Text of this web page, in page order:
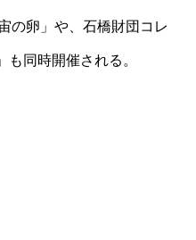
の卵」や、石橋財団コレ
同時開催される。